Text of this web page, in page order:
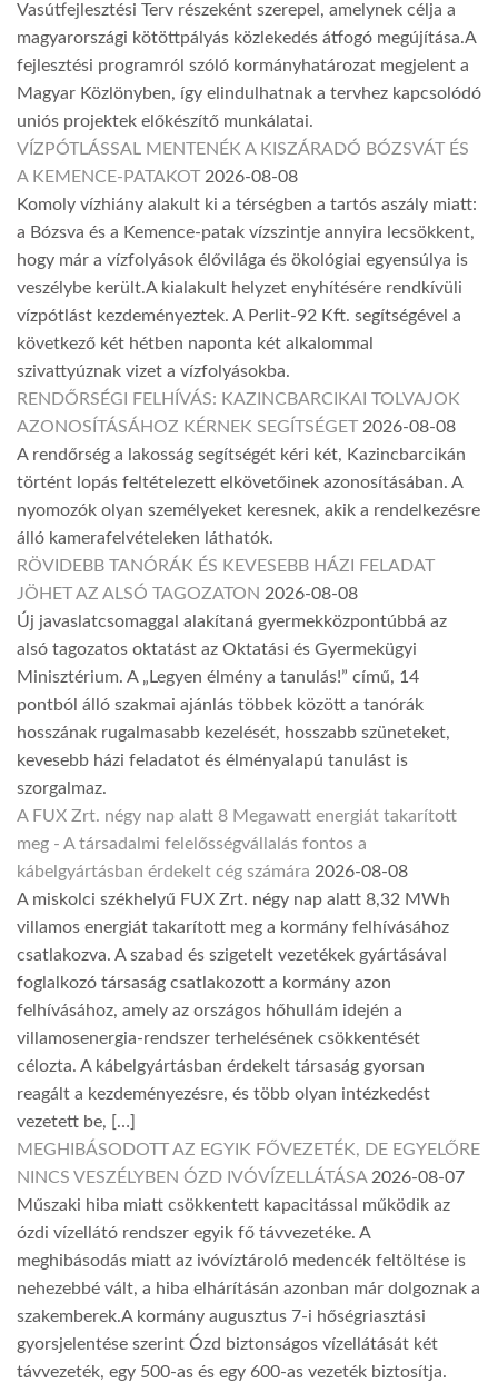
Vasútfejlesztési Terv részeként szerepel, amelynek célja a
magyarországi kötöttpályás közlekedés átfogó megújítása.A
fejlesztési programról szóló kormányhatározat megjelent a
Magyar Közlönyben, így elindulhatnak a tervhez kapcsolódó
uniós projektek előkészítő munkálatai.
VÍZPÓTLÁSSAL MENTENÉK A KISZÁRADÓ BÓZSVÁT ÉS
A KEMENCE-PATAKOT 2026-08-08
Komoly vízhiány alakult ki a térségben a tartós aszály miatt:
a Bózsva és a Kemence-patak vízszintje annyira lecsökkent,
hogy már a vízfolyások élővilága és ökológiai egyensúlya is
veszélybe került.A kialakult helyzet enyhítésére rendkívüli
vízpótlást kezdeményeztek. A Perlit-92 Kft. segítségével a
következő két hétben naponta két alkalommal
szivattyúznak vizet a vízfolyásokba.
RENDŐRSÉGI FELHÍVÁS: KAZINCBARCIKAI TOLVAJOK
AZONOSÍTÁSÁHOZ KÉRNEK SEGÍTSÉGET 2026-08-08
A rendőrség a lakosság segítségét kéri két, Kazincbarcikán
történt lopás feltételezett elkövetőinek azonosításában. A
nyomozók olyan személyeket keresnek, akik a rendelkezésre
álló kamerafelvételeken láthatók.
RÖVIDEBB TANÓRÁK ÉS KEVESEBB HÁZI FELADAT
JÖHET AZ ALSÓ TAGOZATON 2026-08-08
Új javaslatcsomaggal alakítaná gyermekközpontúbbá az
alsó tagozatos oktatást az Oktatási és Gyermekügyi
Minisztérium. A „Legyen élmény a tanulás!” című, 14
pontból álló szakmai ajánlás többek között a tanórák
hosszának rugalmasabb kezelését, hosszabb szüneteket,
kevesebb házi feladatot és élményalapú tanulást is
szorgalmaz.
A FUX Zrt. négy nap alatt 8 Megawatt energiát takarított
meg - A társadalmi felelősségvállalás fontos a
kábelgyártásban érdekelt cég számára 2026-08-08
A miskolci székhelyű FUX Zrt. négy nap alatt 8,32 MWh
villamos energiát takarított meg a kormány felhívásához
csatlakozva. A szabad és szigetelt vezetékek gyártásával
foglalkozó társaság csatlakozott a kormány azon
felhívásához, amely az országos hőhullám idején a
villamosenergia-rendszer terhelésének csökkentését
célozta. A kábelgyártásban érdekelt társaság gyorsan
reagált a kezdeményezésre, és több olyan intézkedést
vezetett be, […]
MEGHIBÁSODOTT AZ EGYIK FŐVEZETÉK, DE EGYELŐRE
NINCS VESZÉLYBEN ÓZD IVÓVÍZELLÁTÁSA 2026-08-07
Műszaki hiba miatt csökkentett kapacitással működik az
ózdi vízellátó rendszer egyik fő távvezetéke. A
meghibásodás miatt az ivóvíztároló medencék feltöltése is
nehezebbé vált, a hiba elhárításán azonban már dolgoznak a
szakemberek.A kormány augusztus 7-i hőségriasztási
gyorsjelentése szerint Ózd biztonságos vízellátását két
távvezeték, egy 500-as és egy 600-as vezeték biztosítja.